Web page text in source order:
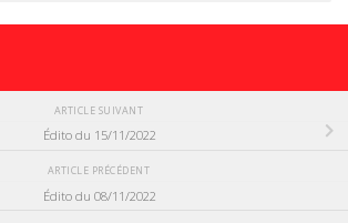
ARTICLE SUIVANT
Édito du 15/11/2022
ARTICLE PRÉCÉDENT
Édito du 08/11/2022